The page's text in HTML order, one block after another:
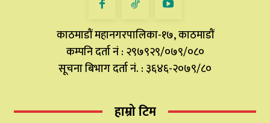
काठमाडौं महानगरपालिका-१७, काठमाडौं
कम्पनि दर्ता नं : २९७९२९/०७९/०८०
सूचना बिभाग दर्ता नं. : ३६४६-२०७९/८०
हाम्रो टिम